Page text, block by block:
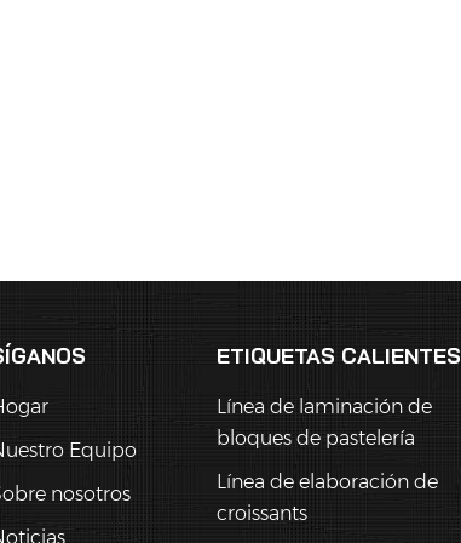
Equipo
nosotros
ETIQUETAS CALIENTES
Línea de laminación de
bloques de pastelería
Línea de elaboración de
croissants